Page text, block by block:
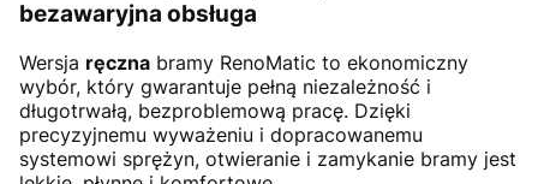
bezawaryjna obsługa
Wersja ręczna bramy RenoMatic to ekonomiczny
wybór, który gwarantuje pełną niezależność i
długotrwałą, bezproblemową pracę. Dzięki
precyzyjnemu wyważeniu i dopracowanemu
systemowi sprężyn, otwieranie i zamykanie bramy jest